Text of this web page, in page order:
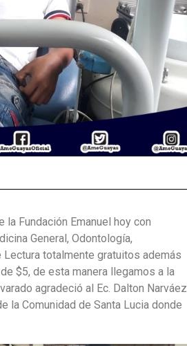
la Fundación Emanuel hoy con
General, Odontología,
totalmente gratuitos además
$5, de esta manera llegamos a la
agradeció al Ec. Dalton Narváez
la Comunidad de Santa Lucia donde